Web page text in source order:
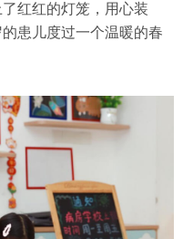
红红的灯笼，用心装
患儿度过一个温暖的春